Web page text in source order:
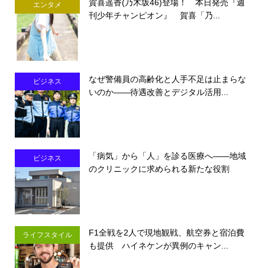
エンタメ
賀喜遥香(乃木坂46)登場！ 本日発売『週
刊少年チャンピオン』 賀喜「乃...
ビジネス
なぜ警備員の高齢化と人手不足は止まらな
いのか――待遇改善とデジタル活用...
ビジネス
「病気」から「人」を診る医療へ――地域
のクリニックに求められる新たな役割
ライフスタイル
F1全戦を2人で現地観戦、航空券と宿泊費
も提供 ハイネケンが異例のキャン...